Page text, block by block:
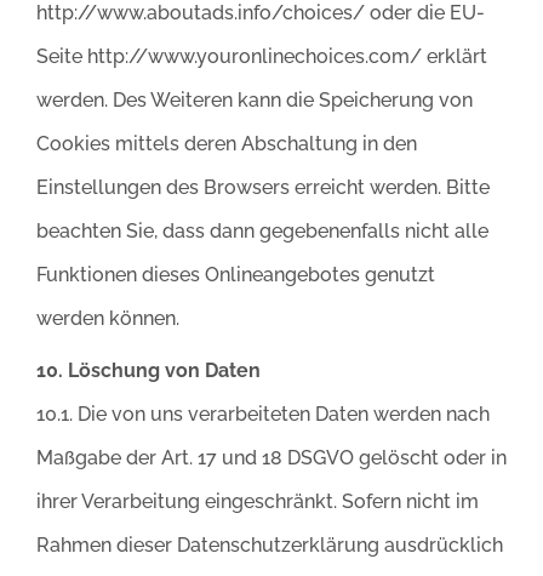
http://www.aboutads.info/choices/ oder die EU-
Seite http://www.youronlinechoices.com/ erklärt
werden. Des Weiteren kann die Speicherung von
Cookies mittels deren Abschaltung in den
Einstellungen des Browsers erreicht werden. Bitte
beachten Sie, dass dann gegebenenfalls nicht alle
Funktionen dieses Onlineangebotes genutzt
werden können.
10. Löschung von Daten
10.1. Die von uns verarbeiteten Daten werden nach
Maßgabe der Art. 17 und 18 DSGVO gelöscht oder in
ihrer Verarbeitung eingeschränkt. Sofern nicht im
Rahmen dieser Datenschutzerklärung ausdrücklich